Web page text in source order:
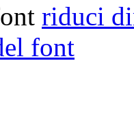
riduci
font